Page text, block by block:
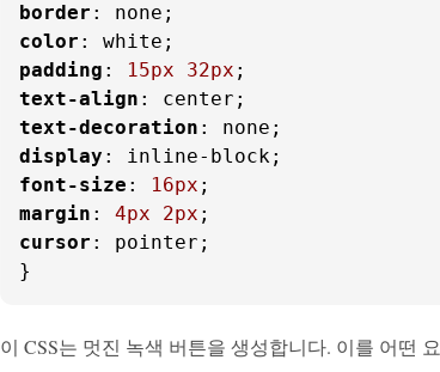
border
color
padding : 15px 32px
text-align
text-decoration
display
font-size : 16px
margin : 4px 2px
cursor : pointer;
}
이 CSS는 멋진 녹색 버튼을 생성합니다. 이를 어떤